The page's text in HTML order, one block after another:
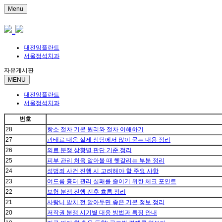
Menu
대전임플란트
서울정석치과
자유게시판
MENU
대전임플란트
서울정석치과
번호
28
항소 절차 기본 원리와 절차 이해하기
27
과태료 대응 실제 상담에서 많이 묻는 내용 정리
26
의료 분쟁 상황별 판단 기준 정리
25
피부 관리 처음 알아볼 때 헷갈리는 부분 정리
24
성범죄 사건 진행 시 고려해야 할 주요 사항
23
여드름 흉터 관리 실패를 줄이기 위한 체크 포인트
22
보험 분쟁 진행 전후 흐름 정리
21
사랑니 발치 전 알아두면 좋은 기본 정보 정리
20
저작권 분쟁 시기별 대응 방법과 특징 안내